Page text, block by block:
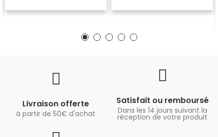
Livraison offerte
à partir de 50€ d'achat
Satisfait ou remboursé
Dans les 14 jours suivant la
réception de votre produit